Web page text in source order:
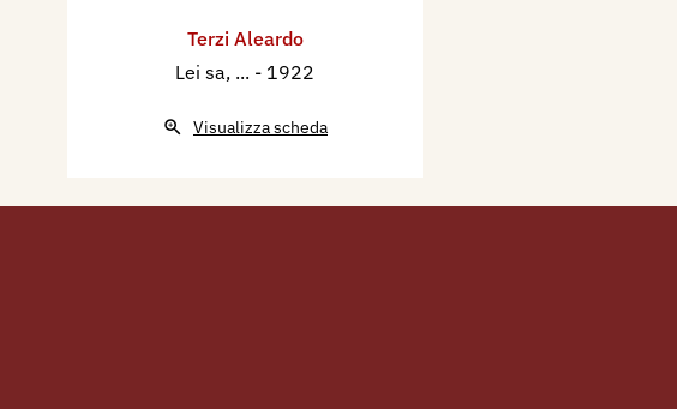
Terzi Aleardo
Lei sa, ... - 1922
Visualizza scheda